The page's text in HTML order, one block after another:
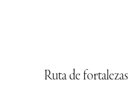
Ruta de fortalezas